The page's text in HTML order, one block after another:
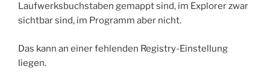
Laufwerksbuchstaben gemappt sind, im Explorer zwar
sichtbar sind, im Programm aber nicht.
Das kann an einer fehlenden Registry-Einstellung
liegen.